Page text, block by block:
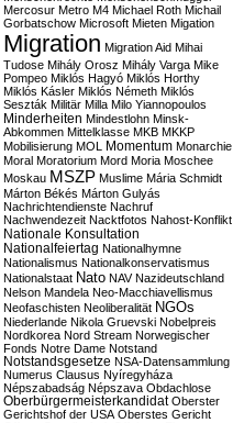
Mercosur Metro M4 Michael Roth Michail
Gorbatschow Microsoft Mieten Migation
Migration Migration Aid Mihai
Tudose Mihály Orosz Mihály Varga Mike
Pompeo Miklós Hagyó Miklós Horthy
Miklós Kásler Miklós Németh Miklós
Seszták Militär Milla Milo Yiannopoulos
Minderheiten Mindestlohn Minsk-
Abkommen Mittelklasse MKB MKKP
Mobilisierung MOL Momentum Monarchie
Moral Moratorium Mord Moria Moschee
Moskau MSZP Muslime Mária Schmidt
Márton Békés Márton Gulyás
Nachrichtendienste Nachruf
Nachwendezeit Nacktfotos Nahost-Konflikt
Nationale Konsultation
Nationalfeiertag Nationalhymne
Nationalismus Nationalkonservatismus
Nationalstaat Nato NAV Nazideutschland
Nelson Mandela Neo-Macchiavellismus
Neofaschisten Neoliberalität NGOs
Niederlande Nikola Gruevski Nobelpreis
Nordkorea Nord Stream Norwegischer
Fonds Notre Dame Notstand
Notstandsgesetze NSA-Datensammlung
Numerus Clausus Nyíregyháza
Népszabadság Népszava Obdachlose
Oberbürgermeisterkandidat Oberster
Gerichtshof der USA Oberstes Gericht